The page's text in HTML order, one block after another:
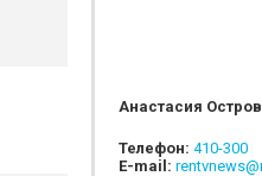
Анастасия
Телефон: 410-300
E-mail: